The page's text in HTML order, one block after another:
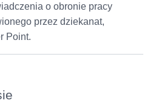
o obronie pracy
przez dziekanat,
Point.